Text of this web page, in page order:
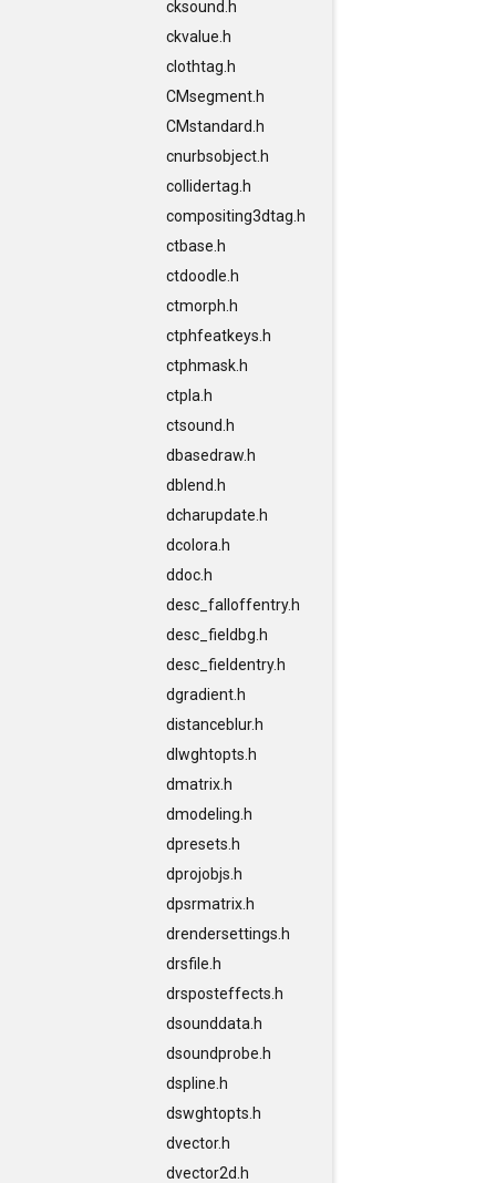
cksound.h
ckvalue.h
clothtag.h
CMsegment.h
CMstandard.h
cnurbsobject.h
collidertag.h
compositing3dtag.h
ctbase.h
ctdoodle.h
ctmorph.h
ctphfeatkeys.h
ctphmask.h
ctpla.h
ctsound.h
dbasedraw.h
dblend.h
dcharupdate.h
dcolora.h
ddoc.h
desc_falloffentry.h
desc_fieldbg.h
desc_fieldentry.h
dgradient.h
distanceblur.h
dlwghtopts.h
dmatrix.h
dmodeling.h
dpresets.h
dprojobjs.h
dpsrmatrix.h
drendersettings.h
drsfile.h
drsposteffects.h
dsounddata.h
dsoundprobe.h
dspline.h
dswghtopts.h
dvector.h
dvector2d.h